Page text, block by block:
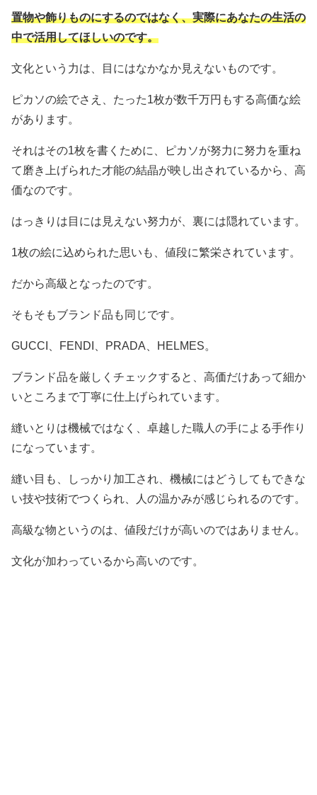
置物や飾りものにするのではなく、実際にあなたの生活の
中で活用してほしいのです。
文化という力は、目にはなかなか見えないものです。
ピカソの絵でさえ、たった1枚が数千万円もする高価な絵
があります。
それはその1枚を書くために、ピカソが努力に努力を重ね
て磨き上げられた才能の結晶が映し出されているから、高
価なのです。
はっきりは目には見えない努力が、裏には隠れています。
1枚の絵に込められた思いも、値段に繁栄されています。
だから高級となったのです。
そもそもブランド品も同じです。
GUCCI、FENDI、PRADA、HELMES。
ブランド品を厳しくチェックすると、高価だけあって細か
いところまで丁寧に仕上げられています。
縫いとりは機械ではなく、卓越した職人の手による手作り
になっています。
縫い目も、しっかり加工され、機械にはどうしてもできな
い技や技術でつくられ、人の温かみが感じられるのです。
高級な物というのは、値段だけが高いのではありません。
文化が加わっているから高いのです。